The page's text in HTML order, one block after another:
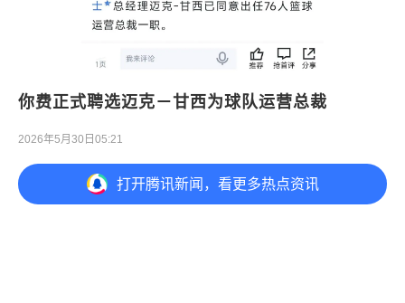
你费正式聘选迈克－甘西为球队运营总裁
2026年5月30日05:21
打开腾讯新闻，看更多热点资讯